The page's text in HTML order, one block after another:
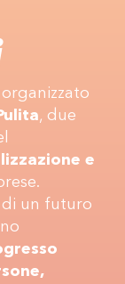
organizzato
, due
e
di un futuro